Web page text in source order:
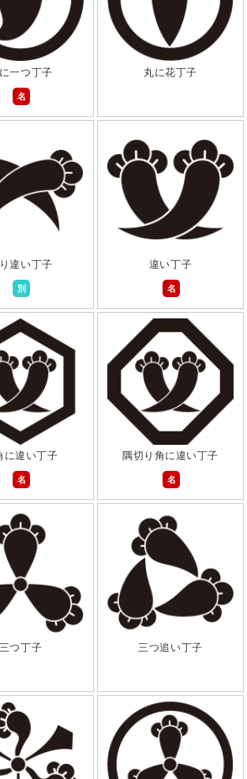
一つ丁子
名
丸に花丁子
違い丁子
別
違い丁子
名
に違い丁子
名
隅切り角に違い丁子
名
三つ丁子 三つ追い丁子